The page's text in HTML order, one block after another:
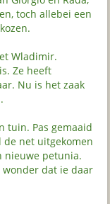
toch allebei een
Wladimir.
Ze heeft
Nu is het zaak
tuin. Pas gemaaid
net uitgekomen
nieuwe petunia.
dat ie daar